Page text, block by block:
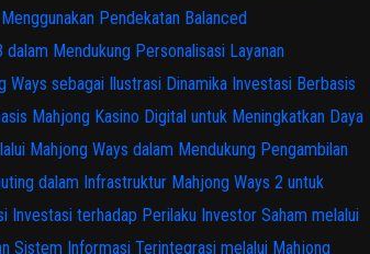
Pendekatan Balanced
Mendukung Personalisasi Layanan
sebagai Ilustrasi Dinamika Investasi Berbasis
Mahjong Kasino Digital untuk Meningkatkan Daya
Mahjong Ways dalam Mendukung Pengambilan
dalam Infrastruktur Mahjong Ways 2 untuk
Investasi terhadap Perilaku Investor Saham melalui
Sistem Informasi Terintegrasi melalui Mahjong